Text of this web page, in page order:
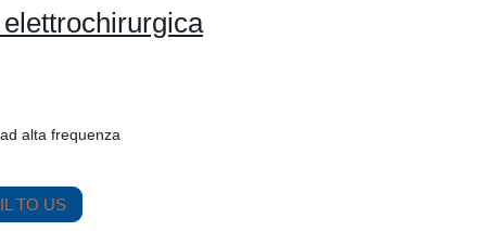
alta frequenza
TO US